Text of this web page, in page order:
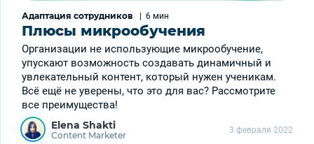
Адаптация сотрудников 6 мин
Плюсы микрообучения
Организации не использующие микрообучение,
упускают возможность создавать динамичный и
увлекательный контент, который нужен ученикам.
Всё ещё не уверены, что это для вас? Рассмотрите
все преимущества!
Elena Shakti
Content Marketer 3 февраля 2022